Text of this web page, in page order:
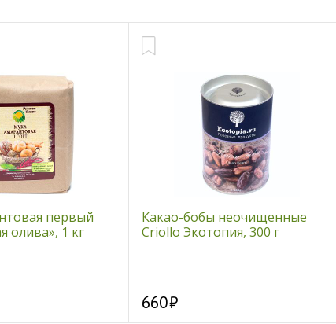
первый
олива», 1 кг
Какао-бобы неочищенные
Criollo Экотопия, 300 г
660